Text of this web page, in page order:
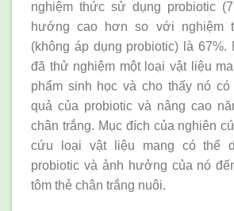
nghiệm thức sử dụng probiotic
hướng cao hơn so với nghiệm
(không áp dụng probiotic) là 67%.
đã thử nghiệm một loại vật liệu
phẩm sinh học và cho thấy nó
quả của probiotic và nâng cao
chân trắng. Mục đích của nghiên
cứu loại vật liệu mang có thể
probiotic và ảnh hưởng của nó
tôm thẻ chân trắng nuôi.